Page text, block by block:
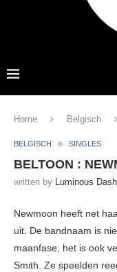
Home Belgisch
BELGISCH SINGLES
BELTOON :
written by Luminous Dash
Newmoon heeft net
uit. De bandnaam is
maanfase, het is ook
Smith. Ze speelden